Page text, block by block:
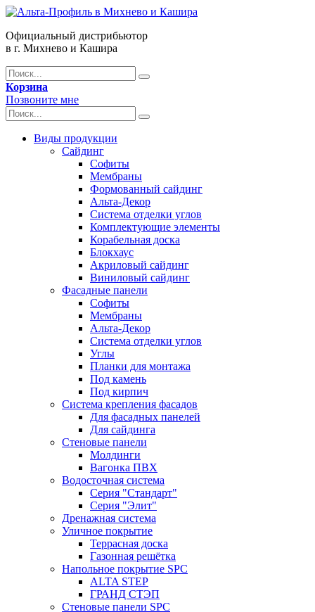
Официальный дистрибьютор
в г. Михнево и Кашира
Корзина
Позвоните мне
Виды продукции
Сайдинг
Софиты
Мембраны
Формованный сайдинг
Альта-Декор
Система отделки углов
Комплектующие элементы
Корабельная доска
Блокхаус
Акриловый сайдинг
Виниловый сайдинг
Фасадные панели
Софиты
Мембраны
Альта-Декор
Система отделки углов
Углы
Планки для монтажа
Под камень
Под кирпич
Система крепления фасадов
Для фасадных панелей
Для сайдинга
Стеновые панели
Молдинги
Вагонка ПВХ
Водосточная система
Серия "Стандарт"
Серия "Элит"
Дренажная система
Уличное покрытие
Террасная доска
Газонная решётка
Напольное покрытие SPC
ALTA STEP
ГРАНД СТЭП
Стеновые панели SPC